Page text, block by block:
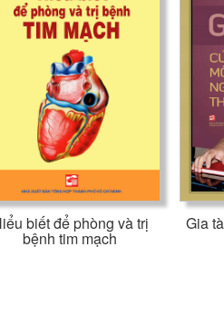
biết để phòng và trị
bệnh tim mạch
Gia